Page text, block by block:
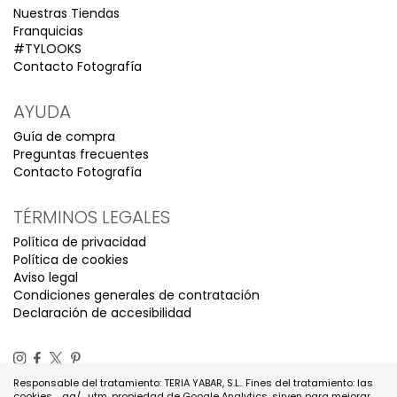
Nuestras Tiendas
Franquicias
#TYLOOKS
Contacto Fotografía
AYUDA
Guía de compra
Preguntas frecuentes
Contacto Fotografía
TÉRMINOS LEGALES
Política de privacidad
Política de cookies
Aviso legal
Condiciones generales de contratación
Declaración de accesibilidad
Responsable del tratamiento: TERIA YABAR, S.L.. Fines del tratamiento: las